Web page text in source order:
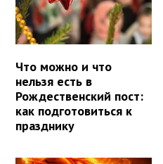
Что можно и что
нельзя есть в
Рождественский пост:
как подготовиться к
празднику